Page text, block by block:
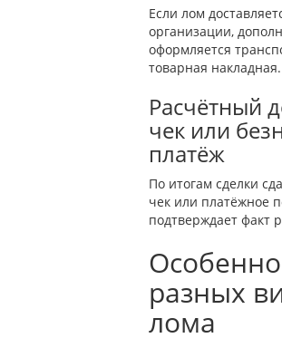
Если лом
организации,
оформляется
товарная накладная.
Расчётный
чек или
платёж
По итогам сделки
чек или платёжное
подтверждает факт
разных
лома